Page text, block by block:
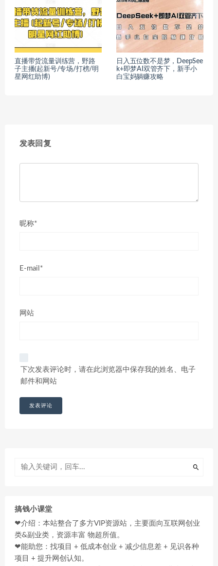
直播带货流量训练营，野路
子主播(起新号/专场/打榜/明
星网红助博)
日入五位数不是梦，DeepSee
k+即梦AI双管齐下，新手小
白宝妈躺赚攻略
发表回复
昵称*
E-mail*
网站
下次发表评论时，请在此浏览器中保存我的姓名、电子
邮件和网站
搞钱小课堂
❤介绍：本站整合了多方VIP资源站，主要面向互联网创业
类&副业类，资源丰富 物超所值。
❤能助您：找项目 + 低成本创业 + 减少信息差 + 见识各种
项目 + 提升网创认知。